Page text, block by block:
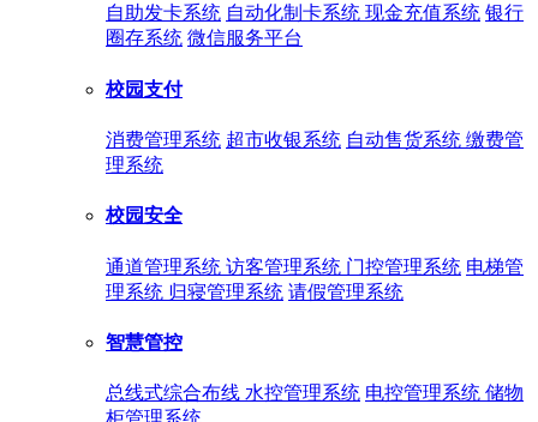
自助发卡系统 自动化制卡系统 现金充值系统 银行
圈存系统 微信服务平台
校园支付
消费管理系统 超市收银系统 自动售货系统 缴费管
理系统
校园安全
通道管理系统 访客管理系统 门控管理系统 电梯管
理系统 归寝管理系统 请假管理系统
智慧管控
总线式综合布线 水控管理系统 电控管理系统 储物
柜管理系统